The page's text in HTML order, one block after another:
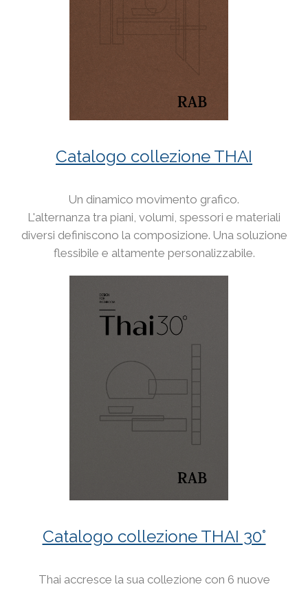
Catalogo collezione THAI
Un dinamico movimento grafico.
L'alternanza tra piani, volumi, spessori e materiali
diversi definiscono la composizione. Una soluzione
flessibile e altamente personalizzabile.
Catalogo collezione THAI 30°
Thai accresce la sua collezione con 6 nuove